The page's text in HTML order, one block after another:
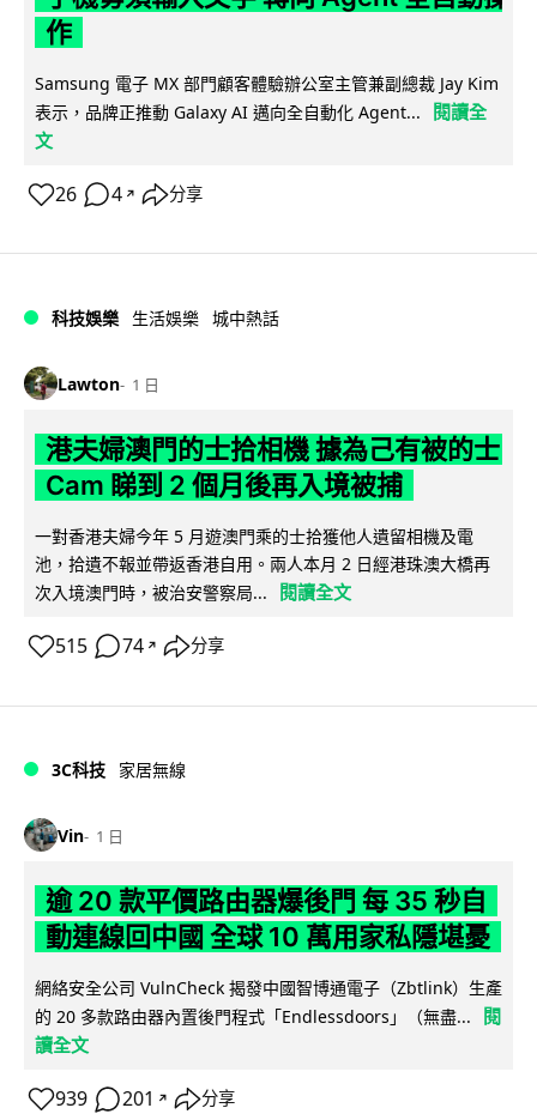
作
Samsung 電子 MX 部門顧客體驗辦公室主管兼副總裁 Jay Kim
表示，品牌正推動 Galaxy AI 邁向全自動化 Agent...
閱讀全
文
26 4 ↗ 分享
科技娛樂 生活娛樂 城中熱話
Lawton 1 日
港夫婦澳門的士拾相機 據為己有被的士
Cam 睇到 2 個月後再入境被捕
一對香港夫婦今年 5 月遊澳門乘的士拾獲他人遺留相機及電
池，拾遺不報並帶返香港自用。兩人本月 2 日經港珠澳大橋再
次入境澳門時，被治安警察局...
閱讀全文
515 74 ↗ 分享
3C科技 家居無線
Vin 1 日
逾 20 款平價路由器爆後門 每 35 秒自
動連線回中國 全球 10 萬用家私隱堪憂
網絡安全公司 VulnCheck 揭發中國智博通電子（Zbtlink）生產
的 20 多款路由器內置後門程式「Endlessdoors」（無盡...
閱
讀全文
939 201 ↗ 分享